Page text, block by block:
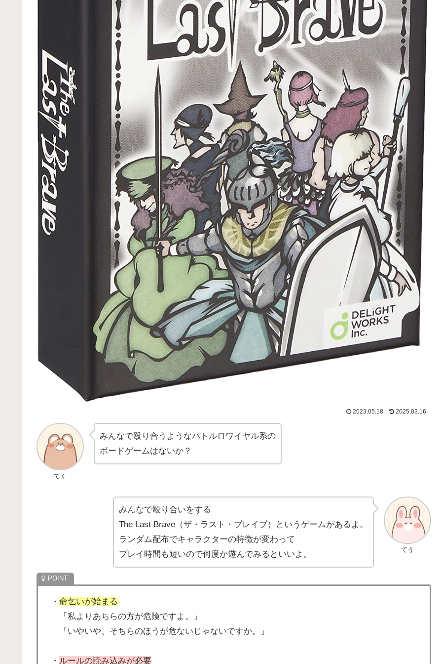
2023.05.18 2025.03.16
てく
みんなで殴り合うようなバトルロワイヤル系の
ボードゲームはないか？
てう
みんなで殴り合いをする
The Last Brave（ザ・ラスト・ブレイブ）というゲームがあるよ。
ランダム配布でキャラクターの特徴が変わって
プレイ時間も短いので何度か遊んでみるといいよ。
・ 命乞いが始まる
「私よりあちらの方が危険ですよ。」
「いやいや、そちらのほうが危ないじゃないですか。」
・ ルールの読み込みが必要